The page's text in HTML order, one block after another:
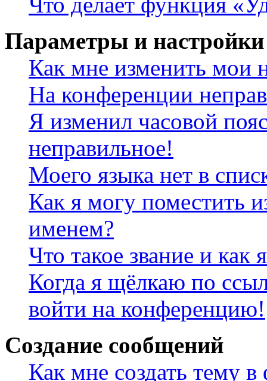
Параметры и настройки
Как мне изменить мои
На конференции
Я изменил часовой
неправильное!
Моего языка нет в
Как я могу поместить
именем?
Что такое звание и как
Когда я щёлкаю по
войти на конференцию!
Создание сообщений
Как мне создать тему